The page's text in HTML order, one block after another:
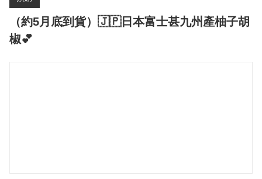
（約5月底到貨）🇯🇵日本富士甚九州產柚子胡
椒💕